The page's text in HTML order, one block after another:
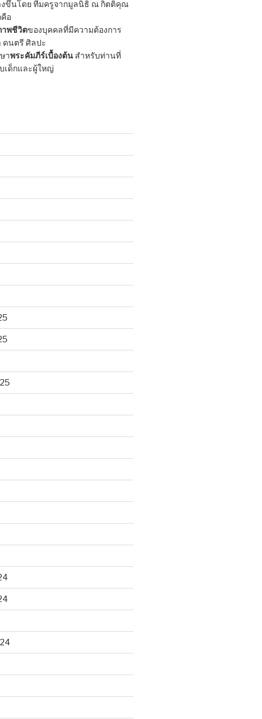
งขึ้นโดย ทีมครูจากมูลนิธิ ณ กิตติคุณ
อ
พชีวิตของบุคคลที่มีความต้องการ
ดนตรี ศิลปะ
าพระคัมภีร์เบื้องต้น สำหรับท่านที่
เด็กและผู้ใหญ่